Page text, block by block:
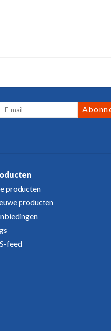
producten
producten
feed